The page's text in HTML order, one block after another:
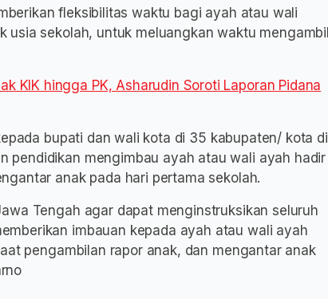
fleksibilitas waktu bagi ayah atau wali
sekolah, untuk meluangkan waktu mengambil
KIK hingga PK, Asharudin Soroti Laporan Pidana
bupati dan wali kota di 35 kabupaten/ kota di
pendidikan mengimbau ayah atau wali ayah hadir
anak pada hari pertama sekolah.
Tengah agar dapat menginstruksikan seluruh
imbauan kepada ayah atau wali ayah
pengambilan rapor anak, dan mengantar anak